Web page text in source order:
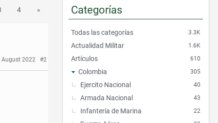
4 »
August 2022 #2
Categorías
3.3K
Todas las categorías
1.6K
Actualidad Militar
610
Artículos
305
Colombia
40
Ejercito Nacional
43
Armada Nacional
22
Infantería de Marina